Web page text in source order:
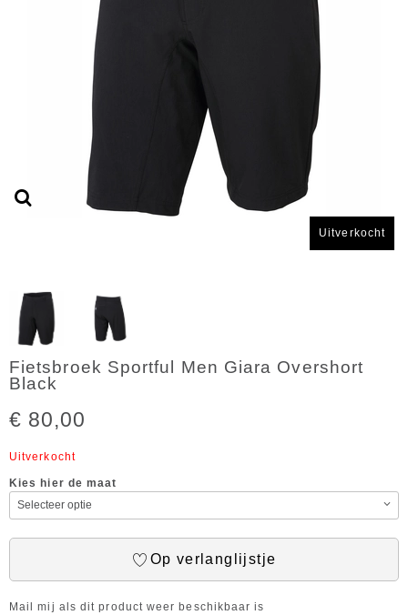
Uitverkocht
Fietsbroek Sportful Men Giara Overshort
Black
€ 80,00
Uitverkocht
Kies hier de maat
Op verlanglijstje
Mail mij als dit product weer beschikbaar is